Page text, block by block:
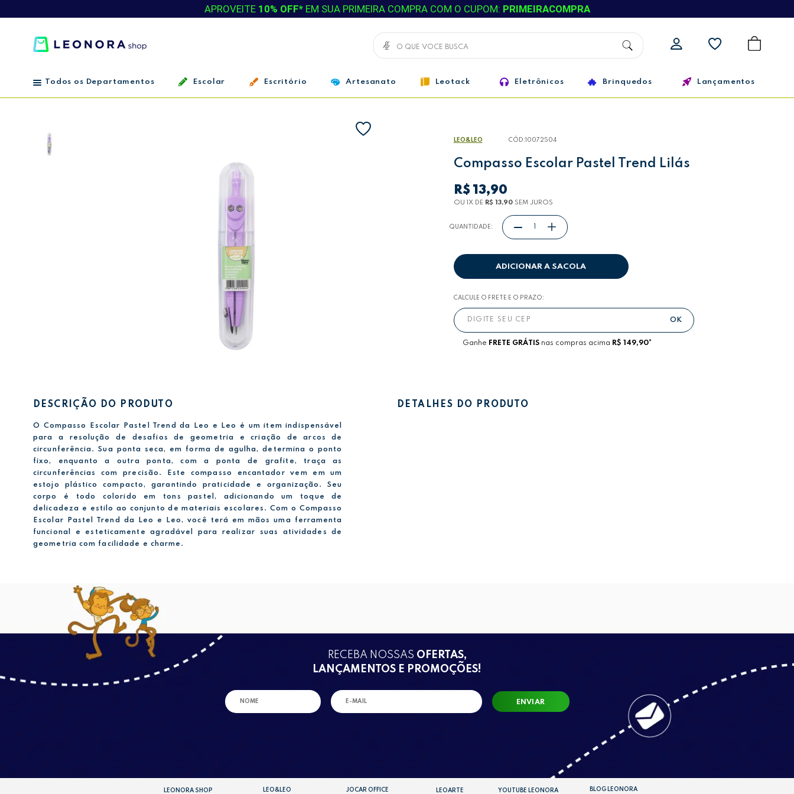
APROVEITE 10% OFF*EM SUA PRIMEIRA COMPRA COM O CUPOM: PRIMEIRACOMPRA
Todos os Departamentos Escolar Escritório Artesanato Leotack Eletrônicos Brinquedos Lançamentos
LEO&LEO CÓD: 10072504
Compasso Escolar Pastel Trend Lilás
R$ 13,90
OU 1XDE R$ 13,90SEM JUROS
QUANTIDADE:
ADICIONAR A SACOLA
CALCULE O FRETE E O PRAZO:
Ganhe FRETE GRÁTISnas compras acima R$ 149,90*
DESCRIÇÃO DO PRODUTO
O Compasso Escolar Pastel Trend da Leo e Leo é um item indispensável
para a resolução de desafios de geometria e criação de arcos de
circunferência. Sua ponta seca, em forma de agulha, determina o ponto
fixo, enquanto a outra ponta, com a ponta de grafite, traça as
circunferências com precisão. Este compasso encantador vem em um
estojo plástico compacto, garantindo praticidade e organização. Seu
corpo é todo colorido em tons pastel, adicionando um toque de
delicadeza e estilo ao conjunto de materiais escolares. Com o Compasso
Escolar Pastel Trend da Leo e Leo, você terá em mãos uma ferramenta
funcional e esteticamente agradável para realizar suas atividades de
geometria com facilidade e charme.
DETALHES DO PRODUTO
RECEBA NOSSAS OFERTAS,
LANÇAMENTOS E PROMOÇÕES!
ENVIAR
LEONORA SHOP LEO&LEO JOCAR OFFICE LEOARTE YOUTUBE LEONORA BLOG LEONORA